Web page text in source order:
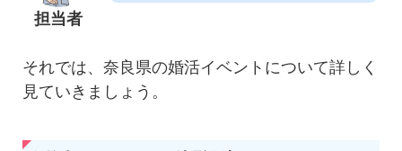
担当者
それでは、奈良県の婚活イベントについて詳しく
見ていきましょう。